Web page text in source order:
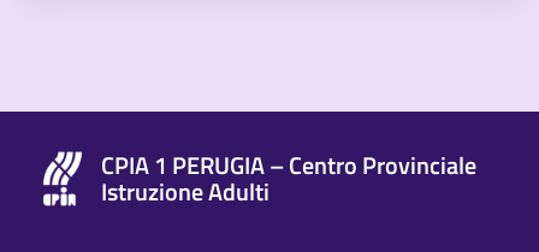
CPIA 1 PERUGIA – Centro Provinciale
Istruzione Adulti